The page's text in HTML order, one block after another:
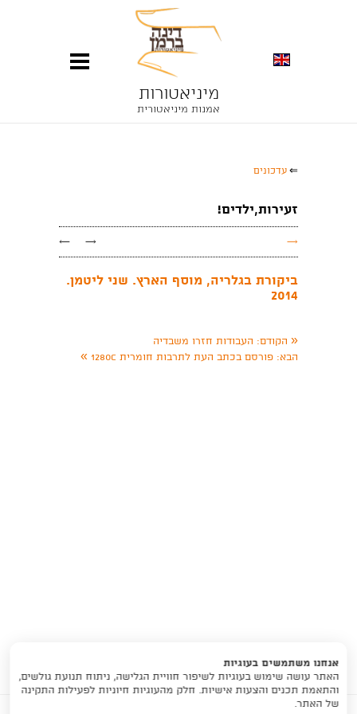
מיניאטורות
אמנות מיניאטורית
⇐ עדכונים
זעירות,ילדים!
→
→
←
ביקורת בגלריה, מוסף הארץ. שני ליטמן.
2014
« הקודם: העבודות חזרו משבדיה
הבא: פורסם בכתב העת לתרבות חומרית 1280C »
אנחנו משתמשים בעוגיות
האתר עושה שימוש בעוגיות לשיפור חוויית הגלישה, ניתוח תנועת גולשים,
והתאמת תכנים והצעות אישיות. חלק מהעוגיות חיוניות לפעילות התקינה
של האתר.